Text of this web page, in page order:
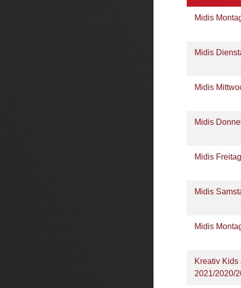
Midis
Midis
Midis
Midis
Midis
Midis
Midis
Kreativ Kids
2021/2020/